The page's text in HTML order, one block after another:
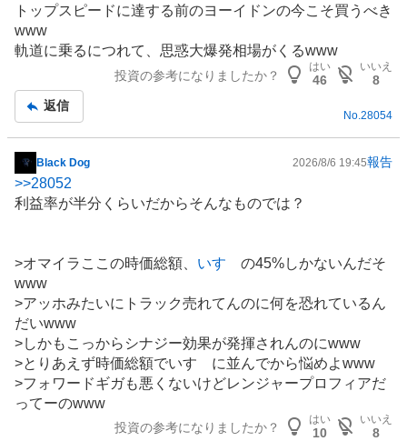
トップスピードに達する前のヨーイドンの今こそ買うべき
www
軌道に乗るにつれて、思惑大爆発相場がくるwww
投資の参考になりましたか？
はい
46
いいえ
8
返信
No. 28054
掲
示
板
Black Dog 2026/8/6 19:45報告
>>28052
利益率が半分くらいだからそんなものでは？
>オマイラここの時価総額、 いすゞ の45%しかないんだそ
www
>アッホみたいに トラック売れてんのに何を恐れているん
だいwww
>しかもこっからシナジー効果が発揮されんのにwww
>とりあえず時価総額でいすゞに並んでから悩めよwww
>フォワードギガも悪くないけどレンジャープロフィアだ
ってーのwww
投資の参考になりましたか？
はい
10
いいえ
8